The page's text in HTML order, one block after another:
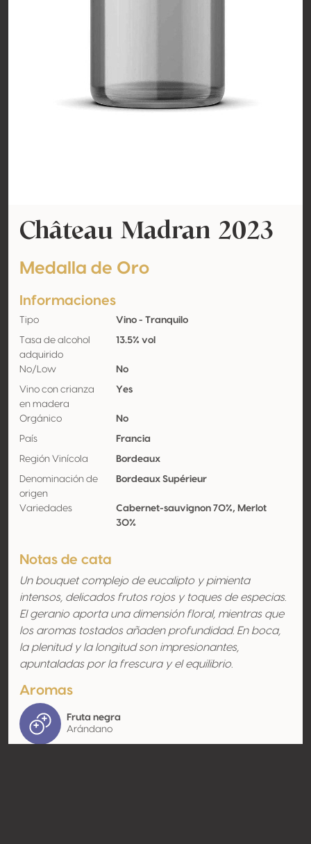
Château Madran 2023
Medalla de Oro
Informaciones
Tipo Vino - Tranquilo
Tasa de alcohol
adquirido
13.5% vol
No/Low No
Vino con crianza
en madera
Yes
Orgánico No
País Francia
Región Vinícola Bordeaux
Denominación de
origen
Bordeaux Supérieur
Variedades
Cabernet-sauvignon 70%, Merlot
30%
Notas de cata
Un bouquet complejo de eucalipto y pimienta
intensos, delicados frutos rojos y toques de especias.
El geranio aporta una dimensión floral, mientras que
los aromas tostados añaden profundidad. En boca,
la plenitud y la longitud son impresionantes,
apuntaladas por la frescura y el equilibrio.
Aromas
Fruta negra
Arándano